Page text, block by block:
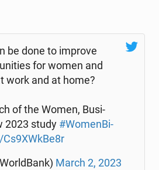
be done to improve
for women and
work and at home?
of the Women, Bu­si­
2023 study #Wo­men­Bi­
March 2, 2023